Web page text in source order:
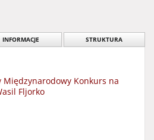
INFORMACJE STRUKTURA
Międzynarodowy Konkurs na
Fljorko